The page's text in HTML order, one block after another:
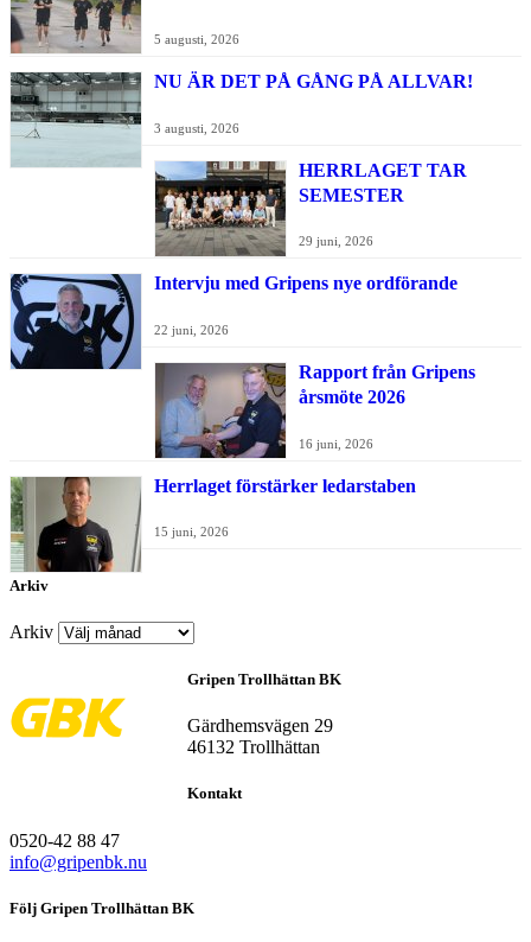
5 augusti, 2026
NU ÄR DET PÅ GÅNG PÅ ALLVAR!
3 augusti, 2026
HERRLAGET TAR
SEMESTER
29 juni, 2026
Intervju med Gripens nye ordförande
22 juni, 2026
Rapport från Gripens
årsmöte 2026
16 juni, 2026
Herrlaget förstärker ledarstaben
15 juni, 2026
Arkiv
Arkiv
Gripen Trollhättan BK
Gärdhemsvägen 29
46132 Trollhättan
Kontakt
0520-42 88 47
info@gripenbk.nu
Följ Gripen Trollhättan BK